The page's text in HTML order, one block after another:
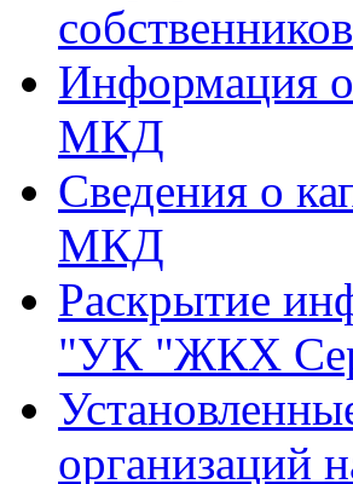
собственников
Информация
МКД
Сведения о
МКД
Раскрытие
"УК "ЖКХ
организаций